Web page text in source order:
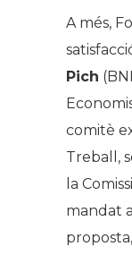
A més,
Pich
comitè
Treball,
la
mandat